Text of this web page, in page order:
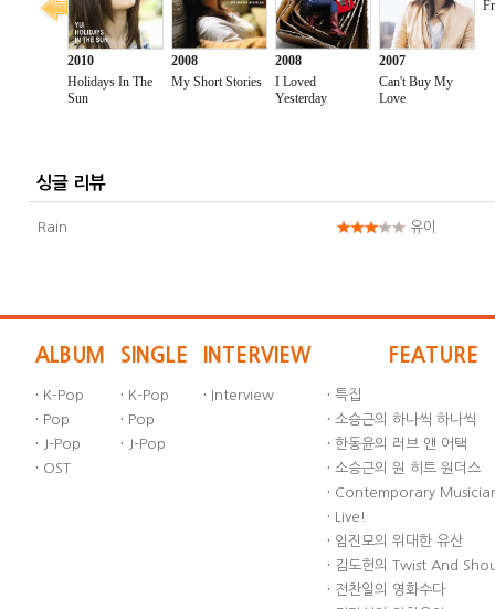
싱글 리뷰
Rain 유이
ALBUM
· K-Pop
· Pop
· J-Pop
· OST
SINGLE
· K-Pop
· Pop
· J-Pop
INTERVIEW
· Interview
FEATURE
· 특집
· 소승근의 하나씩 하나씩
· 한동윤의 러브 앤 어택
· 소승근의 원 히트 원더스
· Contemporary
· Live!
· 임진모의 위대한 유산
· 김도헌의 Twist And
· 전찬일의 영화수다